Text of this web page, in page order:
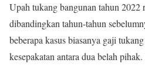
Upah tukang bangunan tahun 2022
dibandingkan tahun-tahun
beberapa kasus biasanya gaji
kesepakatan antara dua belah